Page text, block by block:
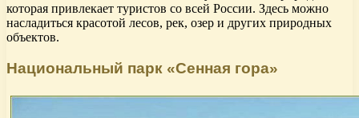
которая привлекает туристов со всей России. Здесь можно
насладиться красотой лесов, рек, озер и других природных
объектов.
Национальный парк «Сенная гора»